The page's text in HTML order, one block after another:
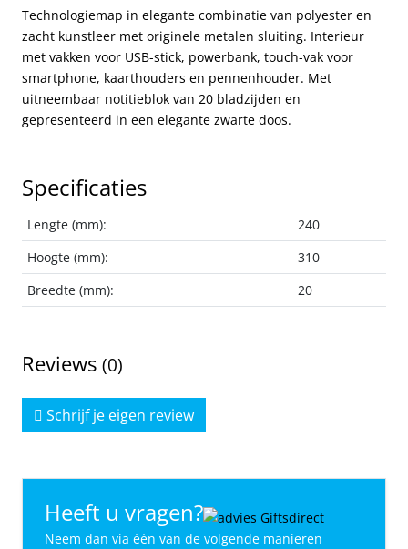
Technologiemap in elegante combinatie van polyester en
zacht kunstleer met originele metalen sluiting. Interieur
met vakken voor USB-stick, powerbank, touch-vak voor
smartphone, kaarthouders en pennenhouder. Met
uitneembaar notitieblok van 20 bladzijden en
gepresenteerd in een elegante zwarte doos.
Specificaties
Lengte (mm):
240
Hoogte (mm):
310
Breedte (mm):
20
Reviews (0)
Schrijf je eigen review
Heeft u vragen?
Neem dan via één van de volgende manieren